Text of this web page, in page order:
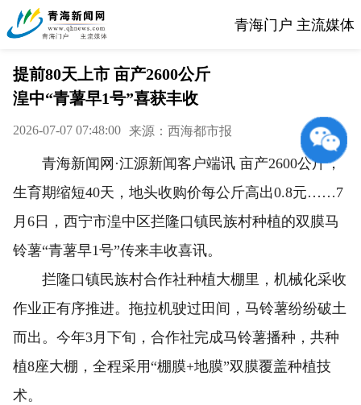
青海门户 主流媒体
提前80天上市 亩产2600公斤
湟中“青薯早1号”喜获丰收
2026-07-07 07:48:00 来源：西海都市报
青海新闻网·江源新闻客户端讯 亩产2600公斤，
生育期缩短40天，地头收购价每公斤高出0.8元……7
月6日，西宁市湟中区拦隆口镇民族村种植的双膜马
铃薯“青薯早1号”传来丰收喜讯。
拦隆口镇民族村合作社种植大棚里，机械化采收
作业正有序推进。拖拉机驶过田间，马铃薯纷纷破土
而出。今年3月下旬，合作社完成马铃薯播种，共种
植8座大棚，全程采用“棚膜+地膜”双膜覆盖种植技
术。